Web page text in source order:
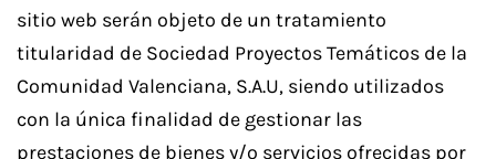
sitio web serán objeto de un tratamiento
titularidad de Sociedad Proyectos Temáticos de la
Comunidad Valenciana, S.A.U, siendo utilizados
con la única finalidad de gestionar las
prestaciones de bienes y/o servicios ofrecidas por